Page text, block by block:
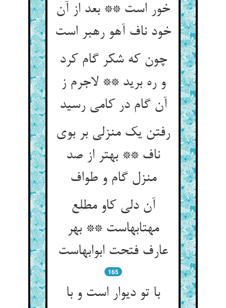
خور است ** بعد از آن
خود ناف آهو رهبر است‏
چون که شکر گام کرد
و ره برید ** لاجرم ز
آن گام در کامی رسید
رفتن یک منزلی بر بوی
ناف ** بهتر از صد
منزل گام و طواف‏
آن دلی کاو مطلع
مهتابهاست ** بهر
عارف فتحت ابوابهاست‏
165
با تو دیوار است و با